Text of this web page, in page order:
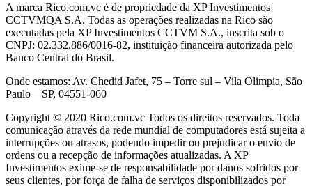
A marca Rico.com.vc é de propriedade da XP Investimentos
CCTVMQA S.A. Todas as operações realizadas na Rico são
executadas pela XP Investimentos CCTVM S.A., inscrita sob o
CNPJ: 02.332.886/0016-82, instituição financeira autorizada pelo
Banco Central do Brasil.
Onde estamos: Av. Chedid Jafet, 75 – Torre sul – Vila Olimpia, São
Paulo – SP, 04551-060
Copyright © 2020 Rico.com.vc Todos os direitos reservados. Toda
comunicação através da rede mundial de computadores está sujeita a
interrupções ou atrasos, podendo impedir ou prejudicar o envio de
ordens ou a recepção de informações atualizadas. A XP
Investimentos exime-se de responsabilidade por danos sofridos por
seus clientes, por força de falha de serviços disponibilizados por